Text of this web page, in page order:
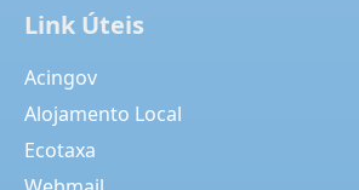
Link Úteis
Acingov
Alojamento Local
Ecotaxa